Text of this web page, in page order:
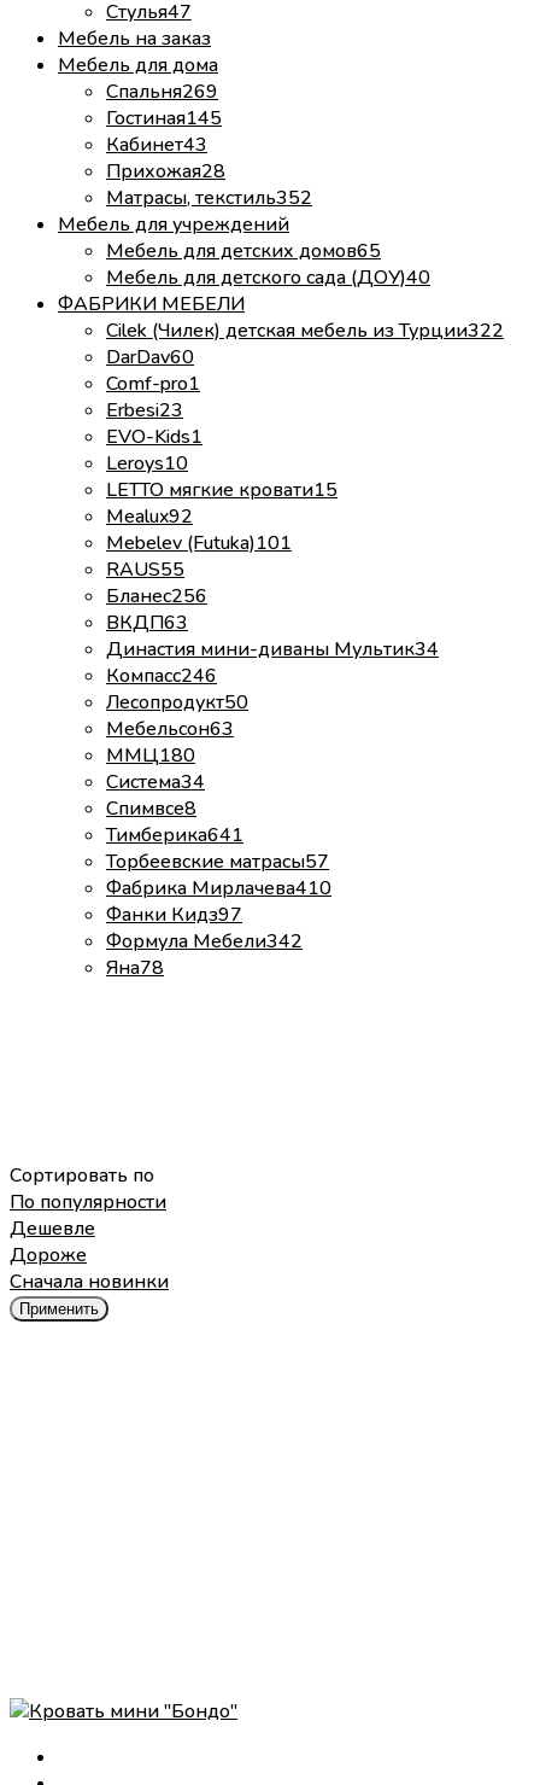
Стулья47
Мебель на заказ
Мебель для дома
Спальня269
Гостиная145
Кабинет43
Прихожая28
Матрасы, текстиль352
Мебель для учреждений
Мебель для детских домов65
Мебель для детского сада (ДОУ)40
ФАБРИКИ МЕБЕЛИ
Cilek (Чилек) детская мебель из Турции322
DarDav60
Comf-pro1
Erbesi23
EVO-Kids1
Leroys10
LETTO мягкие кровати15
Mealux92
Mebelev (Futuka)101
RAUS55
Бланес256
ВКДП63
Династия мини-диваны Мультик34
Компасс246
Лесопродукт50
Мебельсон63
ММЦ180
Система34
Спимвсе8
Тимберика641
Торбеевские матрасы57
Фабрика Мирлачева410
Фанки Кидз97
Формула Мебели342
Яна78
Сортировать по
По популярности
Дешевле
Дороже
Cначала новинки
Применить